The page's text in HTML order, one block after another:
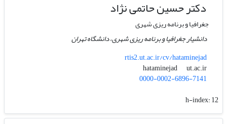
دکتر حسین حاتمی نژاد
جغرافیا و برنامه ریزی شهری
دانشیار جغرافیا و برنامه ریزی شهری، دانشگاه تهران
rtis2.ut.ac.ir/cv/hataminejad
hataminejad
ut.ac.ir
0000-0002-6896-7141
h-index:12